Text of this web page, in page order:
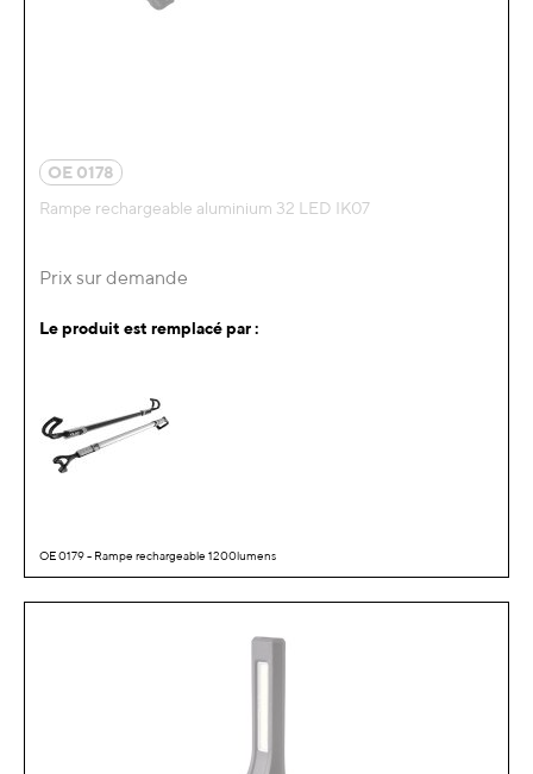
OE 0178
Rampe rechargeable aluminium 32 LED IK07
Prix sur demande
Le produit est remplacé par :
OE 0179 - Rampe rechargeable 1200lumens